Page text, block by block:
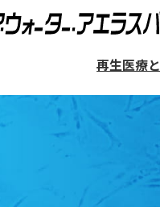
再生医療
細胞保管サービス（バ
歯髄幹細胞につい
保管プランと料金
再生医療について
歯髄再生治療
歯髄再生治
医療機関リスト
提携歯科医院検
企業情報
企業概要